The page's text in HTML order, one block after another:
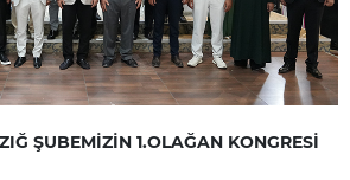
ŞUBEMİZİN 1.OLAĞAN KONGRESİ